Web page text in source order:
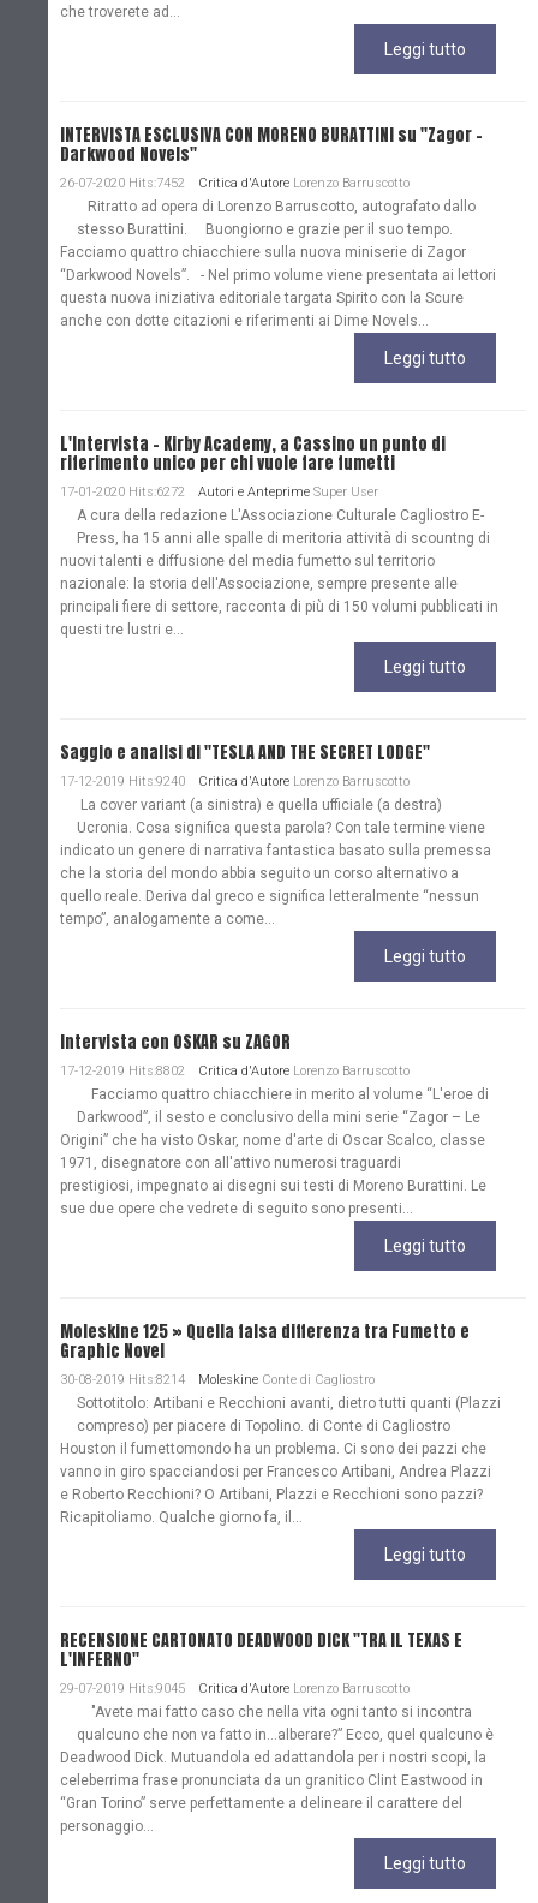
che troverete ad...
Leggi tutto
INTERVISTA ESCLUSIVA CON MORENO BURATTINI su "Zagor -
Darkwood Novels"
26-07-2020 Hits:7452 Critica d'Autore Lorenzo Barruscotto
Ritratto ad opera di Lorenzo Barruscotto, autografato dallo
stesso Burattini. Buongiorno e grazie per il suo tempo.
Facciamo quattro chiacchiere sulla nuova miniserie di Zagor
“Darkwood Novels”. - Nel primo volume viene presentata ai lettori
questa nuova iniziativa editoriale targata Spirito con la Scure
anche con dotte citazioni e riferimenti ai Dime Novels...
Leggi tutto
L'Intervista - Kirby Academy, a Cassino un punto di
riferimento unico per chi vuole fare fumetti
17-01-2020 Hits:6272 Autori e Anteprime Super User
A cura della redazione L'Associazione Culturale Cagliostro E-
Press, ha 15 anni alle spalle di meritoria attività di scountng di
nuovi talenti e diffusione del media fumetto sul territorio
nazionale: la storia dell'Associazione, sempre presente alle
principali fiere di settore, racconta di più di 150 volumi pubblicati in
questi tre lustri e...
Leggi tutto
Saggio e analisi di "TESLA AND THE SECRET LODGE"
17-12-2019 Hits:9240 Critica d'Autore Lorenzo Barruscotto
La cover variant (a sinistra) e quella ufficiale (a destra)
Ucronia. Cosa significa questa parola? Con tale termine viene
indicato un genere di narrativa fantastica basato sulla premessa
che la storia del mondo abbia seguito un corso alternativo a
quello reale. Deriva dal greco e significa letteralmente “nessun
tempo”, analogamente a come...
Leggi tutto
Intervista con OSKAR su ZAGOR
17-12-2019 Hits:8802 Critica d'Autore Lorenzo Barruscotto
Facciamo quattro chiacchiere in merito al volume “L'eroe di
Darkwood”, il sesto e conclusivo della mini serie “Zagor – Le
Origini” che ha visto Oskar, nome d'arte di Oscar Scalco, classe
1971, disegnatore con all'attivo numerosi traguardi
prestigiosi, impegnato ai disegni sui testi di Moreno Burattini. Le
sue due opere che vedrete di seguito sono presenti...
Leggi tutto
Moleskine 125 » Quella falsa differenza tra Fumetto e
Graphic Novel
30-08-2019 Hits:8214 Moleskine Conte di Cagliostro
Sottotitolo: Artibani e Recchioni avanti, dietro tutti quanti (Plazzi
compreso) per piacere di Topolino. di Conte di Cagliostro
Houston il fumettomondo ha un problema. Ci sono dei pazzi che
vanno in giro spacciandosi per Francesco Artibani, Andrea Plazzi
e Roberto Recchioni? O Artibani, Plazzi e Recchioni sono pazzi?
Ricapitoliamo. Qualche giorno fa, il...
Leggi tutto
RECENSIONE CARTONATO DEADWOOD DICK "TRA IL TEXAS E
L'INFERNO"
29-07-2019 Hits:9045 Critica d'Autore Lorenzo Barruscotto
"Avete mai fatto caso che nella vita ogni tanto si incontra
qualcuno che non va fatto in…alberare?” Ecco, quel qualcuno è
Deadwood Dick. Mutuandola ed adattandola per i nostri scopi, la
celeberrima frase pronunciata da un granitico Clint Eastwood in
“Gran Torino” serve perfettamente a delineare il carattere del
personaggio...
Leggi tutto